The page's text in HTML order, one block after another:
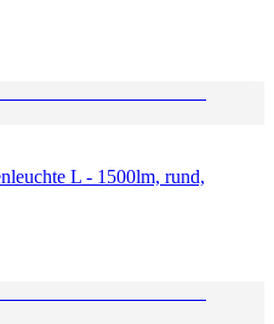
L - 1500lm, rund,